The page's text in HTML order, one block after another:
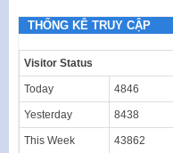
THỐNG KÊ TRUY CẬP
Visitor Status
Today 4846
Yesterday 8438
This Week 43862